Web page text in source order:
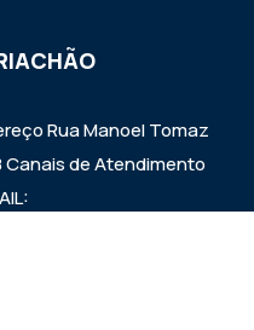
Rua Manoel Tomaz
Canais de Atendimento